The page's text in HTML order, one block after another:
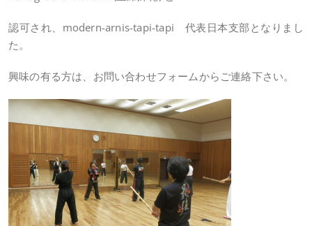
認可され、modern-arnis-tapi-tapi 代表日本支部となりまし
た。
興味の有る方は、お問い合わせフォームからご連絡下さい。